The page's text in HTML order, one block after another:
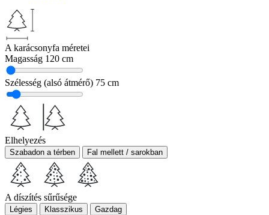
A karácsonyfa méretei
Magasság 120 cm
Szélesség (alsó átmérő) 75 cm
Elhelyezés
Szabadon a térben Fal mellett / sarokban
A díszítés sűrűsége
Légies Klasszikus Gazdag